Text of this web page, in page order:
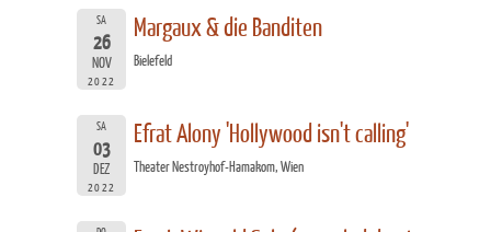
SA
26
NOV
2022
Margaux & die Banditen
Bielefeld
SA
03
DEZ
2022
Efrat Alony 'Hollywood isn't calling'
Theater Nestroyhof-Hamakom, Wien